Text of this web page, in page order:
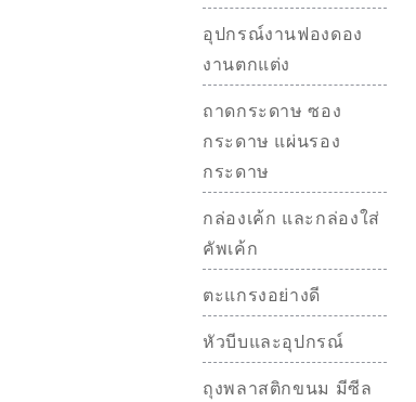
อุปกรณ์งานฟองดอง
งานตกแต่ง
ถาดกระดาษ ซอง
กระดาษ แผ่นรอง
กระดาษ
กล่องเค้ก และกล่องใส่
คัพเค้ก
ตะแกรงอย่างดี
หัวบีบและอุปกรณ์
ถุงพลาสติกขนม มีซีล